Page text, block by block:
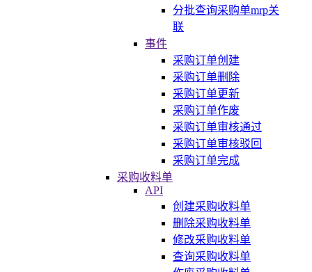
分批查询采购单mrp关
联
事件
采购订单创建
采购订单删除
采购订单更新
采购订单作废
采购订单审核通过
采购订单审核驳回
采购订单完成
采购收料单
API
创建采购收料单
删除采购收料单
修改采购收料单
查询采购收料单